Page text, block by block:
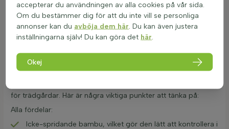
'Jiuzhaigou' är ett utmärkt val för den som vill ha en lättskött
och vacker häck i trädgården.Häckväxtersom denna kan
verkligen förvandla en trädgård till en grön oas.
Fördelar och nackdelar med Fargesia
jiuzhaigou
för trädgårdar. Här är några viktiga punkter att tänka på:
Alla fördelar:
Icke-spridande bambu, vilket gör den lätt att kontrollera i
accepterar du användningen av alla cookies på vår sida.
Om du bestämmer dig för att du inte vill se personliga
annonser kan du avböja dem här. Du kan även justera
inställningarna själv! Du kan göra det här.
Okej